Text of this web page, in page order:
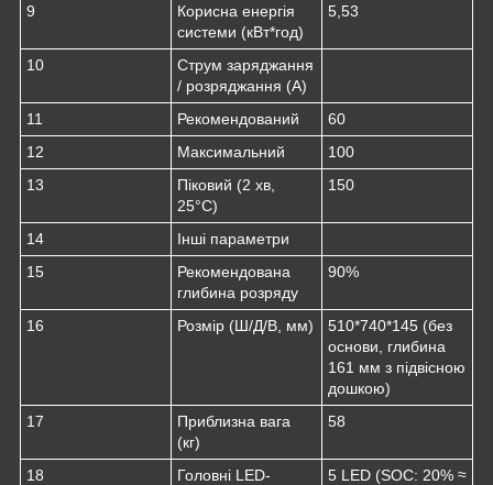
9
Корисна енергія
системи (кВт*год)
5,53
10
Струм заряджання
/ розряджання (А)
11
Рекомендований
60
12
Максимальний
100
13
Піковий (2 хв,
25°C)
150
14
Інші параметри
15
Рекомендована
глибина розряду
90%
16 Розмір (Ш/Д/В, мм)
510*740*145 (без
основи, глибина
161 мм з підвісною
дошкою)
17
Приблизна вага
(кг)
58
18
Головні LED-
5 LED (SOC: 20% ≈